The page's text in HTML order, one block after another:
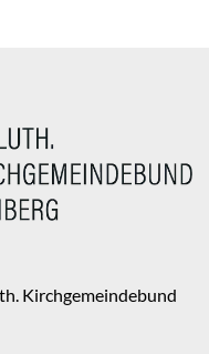
Kirchgemeindebund